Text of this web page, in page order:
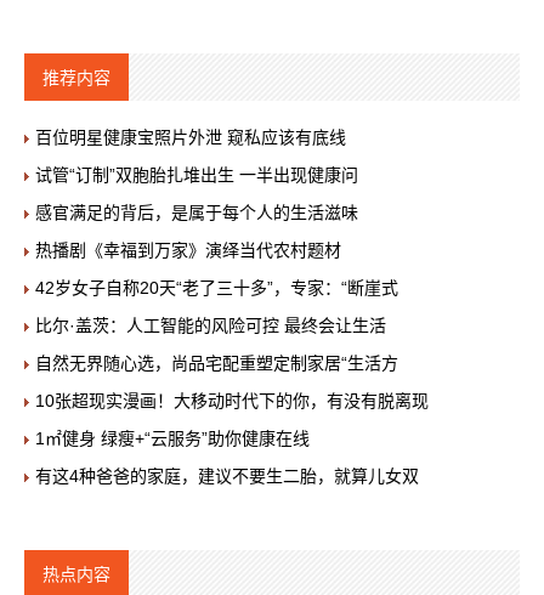
推荐内容
百位明星健康宝照片外泄 窥私应该有底线
试管“订制”双胞胎扎堆出生 一半出现健康问
感官满足的背后，是属于每个人的生活滋味
热播剧《幸福到万家》演绎当代农村题材
42岁女子自称20天“老了三十多”，专家：“断崖式
比尔·盖茨：人工智能的风险可控 最终会让生活
自然无界随心选，尚品宅配重塑定制家居“生活方
10张超现实漫画！大移动时代下的你，有没有脱离现
1㎡健身 绿瘦+“云服务”助你健康在线
有这4种爸爸的家庭，建议不要生二胎，就算儿女双
热点内容